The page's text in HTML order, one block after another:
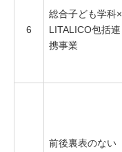
6
総合子ども学科×
LITALICO包括連
携事業
前後裏表のない